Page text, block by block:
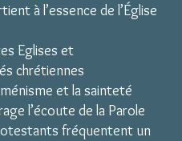
à l’essence de l’Église
Eglises et
chrétiennes
et la sainteté
l’écoute de la Parole
fréquentent un